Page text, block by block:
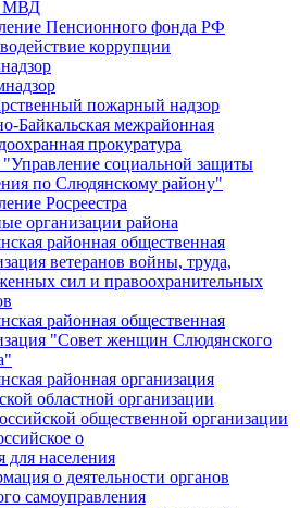
МВД
Пенсионного фонда РФ
коррупции
пожарный надзор
Байкальская межрайонная
прокуратура
социальной защиты
по Слюдянскому району"
Росреестра
организации района
районная общественная
ветеранов войны, труда,
сил и правоохранительных
районная общественная
"Совет женщин Слюдянского
районная организация
областной организации
общественной организации
о
населения
о деятельности органов
самоуправления